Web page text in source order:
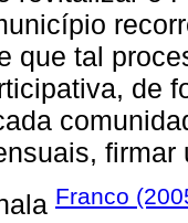
que tal
de
Franco